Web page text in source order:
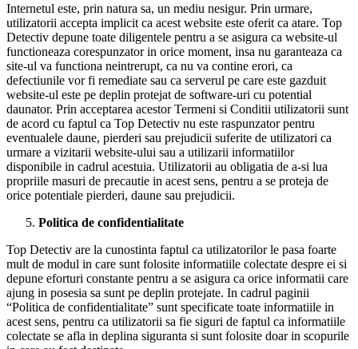
Internetul este, prin natura sa, un mediu nesigur. Prin urmare,
utilizatorii accepta implicit ca acest website este oferit ca atare. Top
Detectiv depune toate diligentele pentru a se asigura ca website-ul
functioneaza corespunzator in orice moment, insa nu garanteaza ca
site-ul va functiona neintrerupt, ca nu va contine erori, ca
defectiunile vor fi remediate sau ca serverul pe care este gazduit
website-ul este pe deplin protejat de software-uri cu potential
daunator. Prin acceptarea acestor Termeni si Conditii utilizatorii sunt
de acord cu faptul ca Top Detectiv nu este raspunzator pentru
eventualele daune, pierderi sau prejudicii suferite de utilizatori ca
urmare a vizitarii website-ului sau a utilizarii informatiilor
disponibile in cadrul acestuia. Utilizatorii au obligatia de a-si lua
propriile masuri de precautie in acest sens, pentru a se proteja de
orice potentiale pierderi, daune sau prejudicii.
Politica de confidentialitate
Top Detectiv are la cunostinta faptul ca utilizatorilor le pasa foarte
mult de modul in care sunt folosite informatiile colectate despre ei si
depune eforturi constante pentru a se asigura ca orice informatii care
ajung in posesia sa sunt pe deplin protejate. In cadrul paginii
“Politica de confidentialitate” sunt specificate toate informatiile in
acest sens, pentru ca utilizatorii sa fie siguri de faptul ca informatiile
colectate se afla in deplina siguranta si sunt folosite doar in scopurile